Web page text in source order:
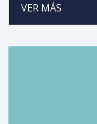
VER MÁS